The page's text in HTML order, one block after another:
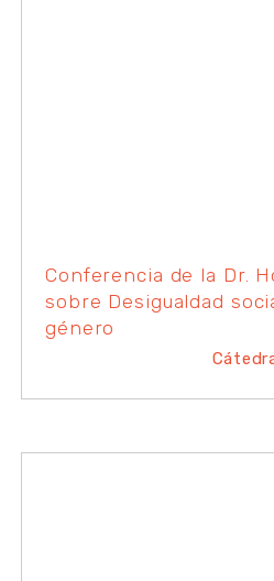
Conferencia de la Dr.
sobre Desigualdad
género